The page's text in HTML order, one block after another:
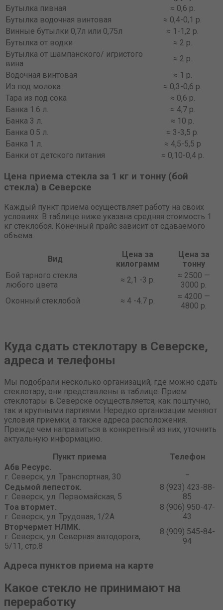
Бутылка пивная
≈ 0,6 р.
Бутылка водочная винтовая
≈ 0,4-0,1 р.
Винные бутылки 0,7л или 0,75л
≈ 1-1,2 р.
Бутылка от водки
≈ 2 р.
Бутылка от шампанского/ игристого
вина
≈ 2 р.
Водочная винтовая
≈ 1 р.
Из под молока
≈ 0,3-0,6 р.
Тара из под сока
≈ 0,6 р.
Банка 1.6 л.
≈ 4,7 р.
Банка 3 л.
≈ 10 р.
Банка 0.5 л.
≈ 3-3,5 р.
Банка 1 л.
≈ 4,5-5,5 р
Банки от детского питания
≈ 0,10-0,4 р.
Цена приема стекла за 1 кг и тонну (бой
стекла) в Северске
Каждый пункт приема осуществляет работу на своих
условиях. В таблице ниже указана средняя стоимость 1
кг стеклобоя. Конечный прайс зависит от сдаваемого
объема.
Вид
Цена за
килограмм
Цена за
тонну
Бой тарного стекла
любого цвета
≈ 2,1 -3 р.
≈ 2500 —
3000 р.
Оконный стеклобой
≈ 4 -4.7 р.
≈ 4200 —
4800 р.
Куда сдать стеклотару в Северске,
адреса и телефоны
Мы подобрали несколько организаций, где можно сдать
стеклотару, они представлены в таблице. Прием
стеклотары в Северске осуществляется, как поштучно,
так и крупными партиями. Нередко организации меняют
условия приемки, а также адреса расположения.
Прежде чем направиться в конкретный из них, уточнить
актуальную информацию.
Пункт приема
Телефон
Абв Ресурс.
г. Северск, ул. Транспортная, 30
Седьмой лепесток.
г. Северск, ул. Первомайская, 5
8 (923) 423-88-
85
Тоа втормет.
г. Северск, ул. Трудовая, 1/2А
8 (906) 950-47-
43
Вторчермет НЛМК.
г. Северск, ул. Северная автодорога,
5/11, стр.8
8 (909) 545-84-
94
Адреса пунктов приема на карте
Какое стекло не принимают на
переработку